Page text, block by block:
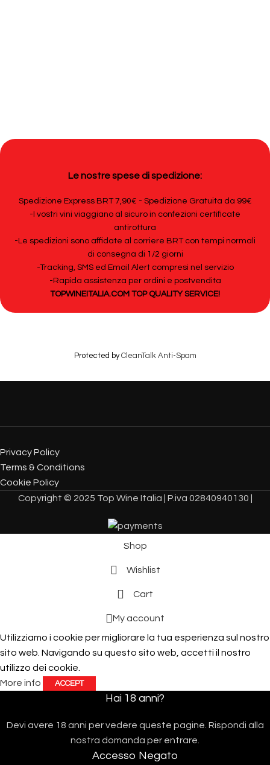
Le nostre spese di spedizione:
Spedizione Express BRT 7,90€ - Spedizione Gratuita da 99€
-I vostri vini viaggiano al sicuro in confezioni certificate
antirottura
-Le spedizioni sono affidate al corriere BRT con tempi normali
di consegna di 1/2 giorni
-Tracking, SMS ed Email Alert compresi nel servizio
-Rapida assistenza per ordini e postvendita
TOPWINEITALIA.COM TOP QUALITY SERVICE!
Protected byCleanTalk Anti-Spam
Privacy Policy
Terms & Conditions
Cookie Policy
Copyright © 2025 Top Wine Italia | P.iva 02840940130 |
Shop
Wishlist
Cart
My account
Utilizziamo i cookie per migliorare la tua esperienza sul nostro
sito web. Navigando su questo sito web, accetti il ​​nostro
utilizzo dei cookie.
More info
ACCEPT
Hai 18 anni?
Devi avere 18 anni per vedere queste pagine. Rispondi alla
nostra domanda per entrare.
Accesso Negato